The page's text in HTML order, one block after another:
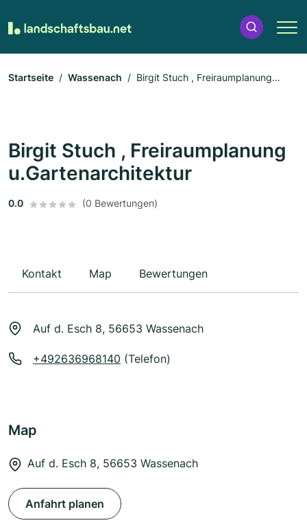
Startseite Wassenach
Birgit Stuch , Freiraumplanung
Birgit Stuch , Freiraumplanung
u.Gartenarchitektur
0.0 (0 Bewertungen)
Kontakt Map Bewertungen
Auf d. Esch 8, 56653 Wassenach
+492636968140 (Telefon)
Map
Auf d. Esch 8, 56653 Wassenach
Anfahrt planen